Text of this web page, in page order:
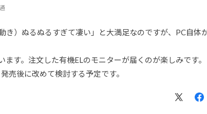
）ぬるぬるすぎて凄い」と大満足なのですが、PC自体
す。注文した有機ELのモニターが届くのが楽しみです。
売後に改めて検討する予定です。